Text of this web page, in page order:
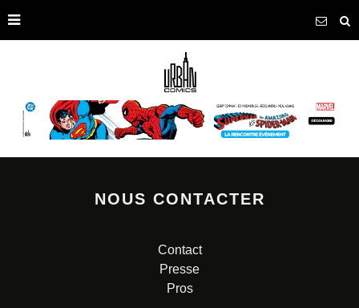
NOUS CONTACTER
Contact
Presse
Pros